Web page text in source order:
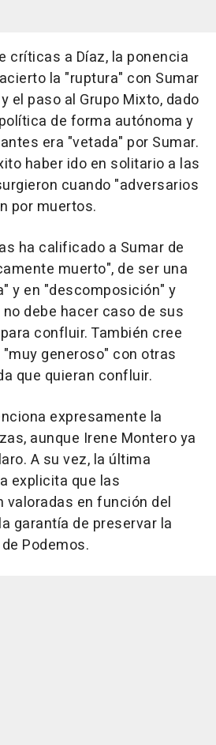
críticas a Díaz, la ponencia
la "ruptura" con Sumar
el paso al Grupo Mixto, dado
de forma autónoma y
era "vetada" por Sumar.
haber ido en solitario a las
cuando "adversarios
por muertos.
ha calificado a Sumar de
muerto", de ser una
y en "descomposición" y
debe hacer caso de sus
confluir. También cree
generoso" con otras
que quieran confluir.
expresamente la
aunque Irene Montero ya
A su vez, la última
explicita que las
en función del
garantía de preservar la
Podemos.